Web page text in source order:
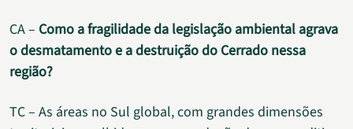
CA – Como a fragilidade da legislação ambiental agrava
o desmatamento e a destruição do Cerrado nessa
região?
TC – As áreas no Sul global, com grandes dimensões